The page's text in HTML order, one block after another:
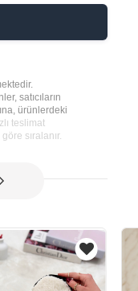
satıcıların
ürünlerdeki
teslimat
sıralanır.